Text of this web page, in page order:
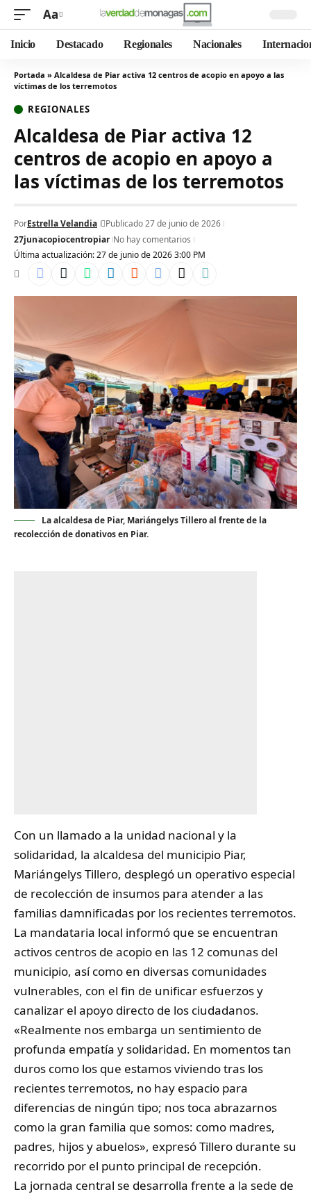
Aa
Inicio Destacado Regionales Nacionales
Portada » Alcaldesa de Piar activa 12 centros de acopio en apoyo a las
víctimas de los terremotos
REGIONALES
Alcaldesa de Piar activa 12
centros de acopio en apoyo a
las víctimas de los terremotos
Última actualización: 27 de junio de 2026 3:00 PM
PorEstrella Velandia
Publicado 27 de junio de 2026
27junacopiocentropiar No hay comentarios
La alcaldesa de Piar, Mariángelys Tillero al frente de la
recolección de donativos en Piar.
Con un llamado a la unidad nacional y la
solidaridad, la alcaldesa del municipio Piar,
Mariángelys Tillero, desplegó un operativo especial
de recolección de insumos para atender a las
familias damnificadas por los recientes terremotos.
La mandataria local informó que se encuentran
activos centros de acopio en las 12 comunas del
municipio, así como en diversas comunidades
vulnerables, con el fin de unificar esfuerzos y
canalizar el apoyo directo de los ciudadanos.
«Realmente nos embarga un sentimiento de
profunda empatía y solidaridad. En momentos tan
duros como los que estamos viviendo tras los
recientes terremotos, no hay espacio para
diferencias de ningún tipo; nos toca abrazarnos
como la gran familia que somos: como madres,
padres, hijos y abuelos», expresó Tillero durante su
recorrido por el punto principal de recepción.
La jornada central se desarrolla frente a la sede de